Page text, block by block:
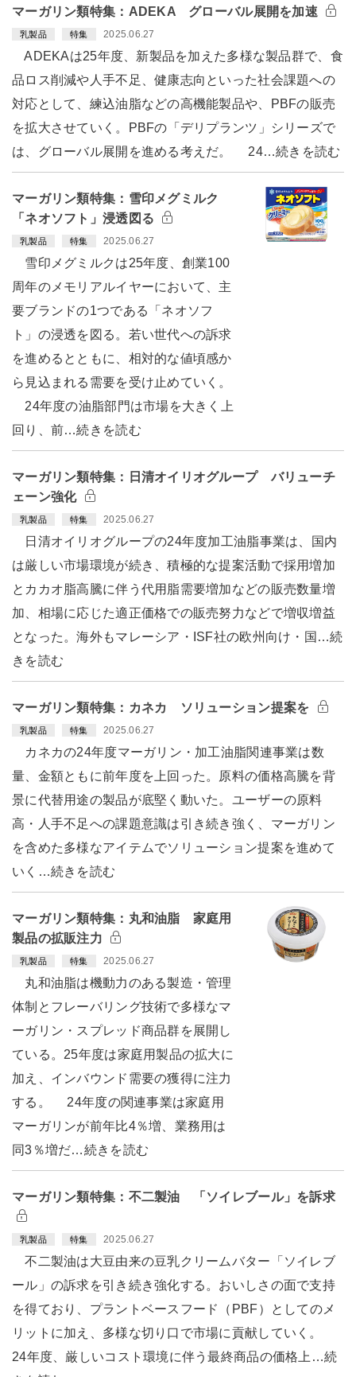
マーガリン類特集：ADEKA グローバル展開を加速
乳製品 特集 2025.06.27
ADEKAは25年度、新製品を加えた多様な製品群で、食
品ロス削減や人手不足、健康志向といった社会課題への
対応として、練込油脂などの高機能製品や、PBFの販売
を拡大させていく。PBFの「デリプランツ」シリーズで
は、グローバル展開を進める考えだ。 24…続きを読む
マーガリン類特集：雪印メグミルク
「ネオソフト」浸透図る
乳製品 特集 2025.06.27
雪印メグミルクは25年度、創業100
周年のメモリアルイヤーにおいて、主
要ブランドの1つである「ネオソフ
ト」の浸透を図る。若い世代への訴求
を進めるとともに、相対的な値頃感か
ら見込まれる需要を受け止めていく。
24年度の油脂部門は市場を大きく上
回り、前…続きを読む
マーガリン類特集：日清オイリオグループ バリューチ
ェーン強化
乳製品 特集 2025.06.27
日清オイリオグループの24年度加工油脂事業は、国内
は厳しい市場環境が続き、積極的な提案活動で採用増加
とカカオ脂高騰に伴う代用脂需要増加などの販売数量増
加、相場に応じた適正価格での販売努力などで増収増益
となった。海外もマレーシア・ISF社の欧州向け・国…続
きを読む
マーガリン類特集：カネカ ソリューション提案を
乳製品 特集 2025.06.27
カネカの24年度マーガリン・加工油脂関連事業は数
量、金額ともに前年度を上回った。原料の価格高騰を背
景に代替用途の製品が底堅く動いた。ユーザーの原料
高・人手不足への課題意識は引き続き強く、マーガリン
を含めた多様なアイテムでソリューション提案を進めて
いく…続きを読む
マーガリン類特集：丸和油脂 家庭用
製品の拡販注力
乳製品 特集 2025.06.27
丸和油脂は機動力のある製造・管理
体制とフレーバリング技術で多様なマ
ーガリン・スプレッド商品群を展開し
ている。25年度は家庭用製品の拡大に
加え、インバウンド需要の獲得に注力
する。 24年度の関連事業は家庭用
マーガリンが前年比4％増、業務用は
同3％増だ…続きを読む
マーガリン類特集：不二製油 「ソイレブール」を訴求
乳製品 特集 2025.06.27
不二製油は大豆由来の豆乳クリームバター「ソイレブ
ール」の訴求を引き続き強化する。おいしさの面で支持
を得ており、プラントベースフード（PBF）としてのメ
リットに加え、多様な切り口で市場に貢献していく。
24年度、厳しいコスト環境に伴う最終商品の価格上…続